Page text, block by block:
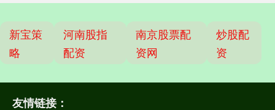
新宝策
略
河南股指
配资
南京股票配
资网
炒股配
资
友情链接：